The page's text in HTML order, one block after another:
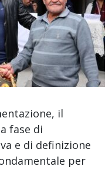
il
fase di
e di definizione
per